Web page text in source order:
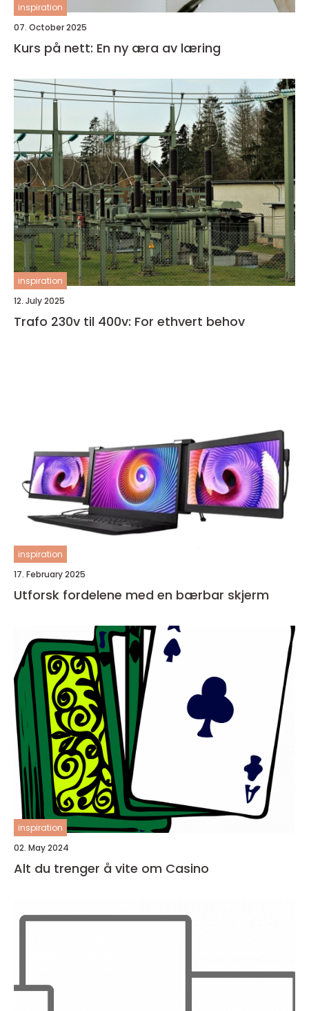
inspiration
07. October 2025
Kurs på nett: En ny æra av læring
inspiration
12. July 2025
Trafo 230v til 400v: For ethvert behov
inspiration
17. February 2025
Utforsk fordelene med en bærbar skjerm
inspiration
02. May 2024
Alt du trenger å vite om Casino